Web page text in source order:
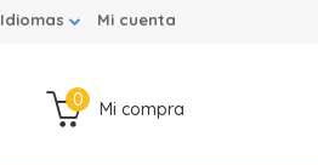
Mi cuenta
Idiomas
Mi compra
0